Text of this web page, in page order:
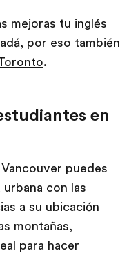
mejoras tu inglés
, por eso también
.
en
puedes
con las
a su ubicación
montañas,
para hacer